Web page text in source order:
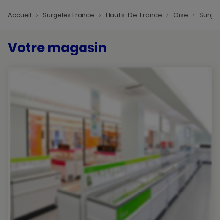
Accueil Surgelés France Hauts-De-France Oise
Votre magasin